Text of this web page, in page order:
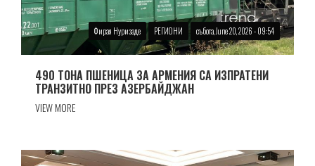
Фирая Нуризаде РЕГИОНИ събота, June 20, 2026 - 09:54
490 ТОНА ПШЕНИЦА ЗА АРМЕНИЯ СА ИЗПРАТЕНИ
ТРАНЗИТНО ПРЕЗ АЗЕРБАЙДЖАН
VIEW MORE